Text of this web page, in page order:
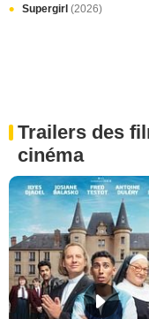
Supergirl (2026)
Trailers des
cinéma